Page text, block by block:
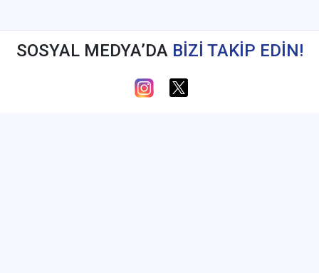
SOSYAL MEDYA’DA BİZİ TAKİP EDİN!